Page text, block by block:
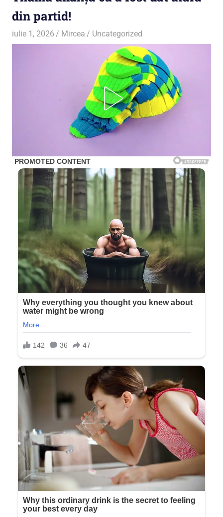
din partid!
iulie 1, 2026 Mircea Uncategorized